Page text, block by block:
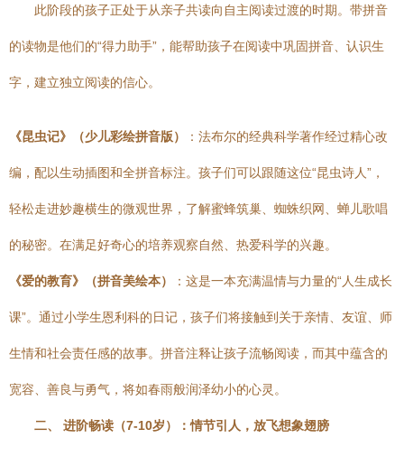
此阶段的孩子正处于从亲子共读向自主阅读过渡的时期。带拼音
的读物是他们的“得力助手”，能帮助孩子在阅读中巩固拼音、认识生
字，建立独立阅读的信心。
《昆虫记》（少儿彩绘拼音版） ：法布尔的经典科学著作经过精心改
编，配以生动插图和全拼音标注。孩子们可以跟随这位“昆虫诗人”，
轻松走进妙趣横生的微观世界，了解蜜蜂筑巢、蜘蛛织网、蝉儿歌唱
的秘密。在满足好奇心的培养观察自然、热爱科学的兴趣。
《爱的教育》（拼音美绘本） ：这是一本充满温情与力量的“人生成长
课”。通过小学生恩利科的日记，孩子们将接触到关于亲情、友谊、师
生情和社会责任感的故事。拼音注释让孩子流畅阅读，而其中蕴含的
宽容、善良与勇气，将如春雨般润泽幼小的心灵。
二、 进阶畅读（7-10岁）：情节引人，放飞想象翅膀